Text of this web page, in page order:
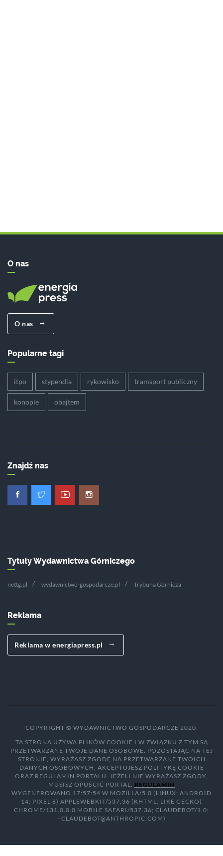
O nas
O nas
Popularne tagi
itpo stypendia rykowisko tramsport publiczny
konopie obajtem
Znajdź nas
Tytuły Wydawnictwa Górniczego
nettg.pl wydawnictwo-gospodarcze.pl Trybuna Górnicza
Reklama
Reklama w energiapress.pl
COPYRIGHT © WYDAWNICTWO GOSPODARCZE 2020.
TA STRONA UŻYWA PLIKÓW COOKIE I W ZWIĄZKU Z TYM SĄ
PRZETWARZANE TWOJE DANE OSOBOWE. POZOSTAJĄC NA TEJ
STRONIE, WYRAŻASZ ZGODĘ NA PRZETWARZANE TWOICH
DANYCH OSOBOWYCH, AKCEPTUJESZ POLITYKĘ COOKIE
ORAZ REGULAMIN PORTALU. JEŻELI NIE WYRAŻASZ ZGODY,
MUSISZ OPUŚCIĆ PORTAL. REGULAMIN
WYGENEROWANO 17:57:54 W MOZILLA/5.0 (LINUX; ANDROID
14; PIXEL 8) APPLEWEBKIT/537.36 (KHTML, LIKE GECKO)
CHROME/131.0.0.0 MOBILE SAFARI/537.36; CLAUDEBOT/1.0;
+CLAUDEBOT@ANTHROPIC.COM)